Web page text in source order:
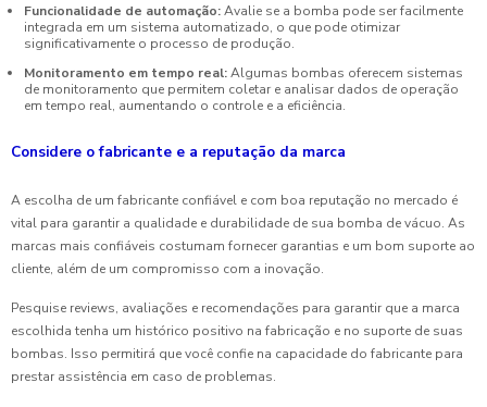
Funcionalidade de automação:Avalie se a bomba pode ser facilmente
integrada em um sistema automatizado, o que pode otimizar
significativamente o processo de produção.
Monitoramento em tempo real:Algumas bombas oferecem sistemas
de monitoramento que permitem coletar e analisar dados de operação
em tempo real, aumentando o controle e a eficiência.
Considere o fabricante e a reputação da marca
A escolha de um fabricante confiável e com boa reputação no mercado é
vital para garantir a qualidade e durabilidade de sua bomba de vácuo. As
marcas mais confiáveis costumam fornecer garantias e um bom suporte ao
cliente, além de um compromisso com a inovação.
Pesquise reviews, avaliações e recomendações para garantir que a marca
escolhida tenha um histórico positivo na fabricação e no suporte de suas
bombas. Isso permitirá que você confie na capacidade do fabricante para
prestar assistência em caso de problemas.